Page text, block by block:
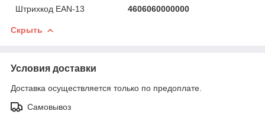
Штрихкод EAN-13
4606060000000
Скрыть
Условия доставки
Доставка осуществляется только по предоплате.
Самовывоз